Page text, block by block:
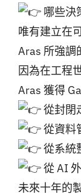
哪些決
唯有建立在
Aras 所強調
因為在工程
Aras 獲得
從封閉
從資料
從系統
從 AI
未來十年的